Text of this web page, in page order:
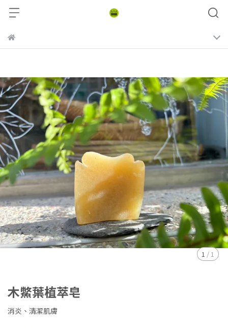
1 / 1
木鱉葉植萃皂
消炎、清潔肌膚